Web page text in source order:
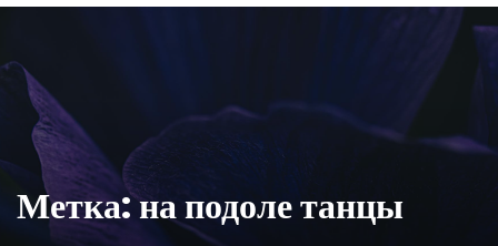
Метка:на подоле танцы